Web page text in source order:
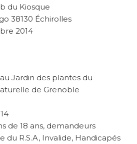
du Kiosque
38130 Échirolles
2014
Jardin des plantes du
de Grenoble
de 18 ans, demandeurs
du R.S.A, Invalide, Handicapés